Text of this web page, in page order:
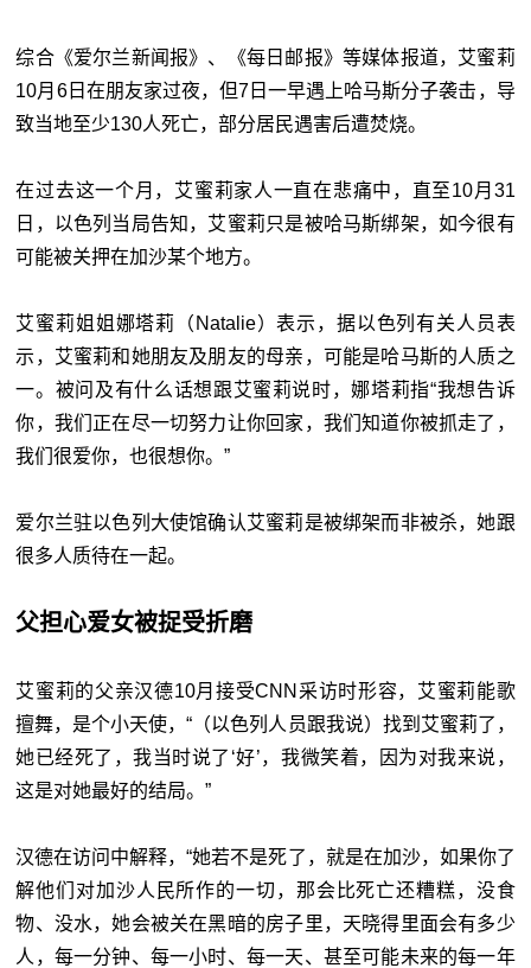
综合《爱尔兰新闻报》、《每日邮报》等媒体报道，艾蜜莉
10月6日在朋友家过夜，但7日一早遇上哈马斯分子袭击，导
致当地至少130人死亡，部分居民遇害后遭焚烧。
在过去这一个月，艾蜜莉家人一直在悲痛中，直至10月31
日，以色列当局告知，艾蜜莉只是被哈马斯绑架，如今很有
可能被关押在加沙某个地方。
艾蜜莉姐姐娜塔莉（Natalie）表示，据以色列有关人员表
示，艾蜜莉和她朋友及朋友的母亲，可能是哈马斯的人质之
一。被问及有什么话想跟艾蜜莉说时，娜塔莉指“我想告诉
你，我们正在尽一切努力让你回家，我们知道你被抓走了，
我们很爱你，也很想你。”
爱尔兰驻以色列大使馆确认艾蜜莉是被绑架而非被杀，她跟
很多人质待在一起。
父担心爱女被捉受折磨
艾蜜莉的父亲汉德10月接受CNN采访时形容，艾蜜莉能歌
擅舞，是个小天使，“（以色列人员跟我说）找到艾蜜莉了，
她已经死了，我当时说了‘好’，我微笑着，因为对我来说，
这是对她最好的结局。”
汉德在访问中解释，“她若不是死了，就是在加沙，如果你了
解他们对加沙人民所作的一切，那会比死亡还糟糕，没食
物、没水，她会被关在黑暗的房子里，天晓得里面会有多少
人，每一分钟、每一小时、每一天、甚至可能未来的每一年